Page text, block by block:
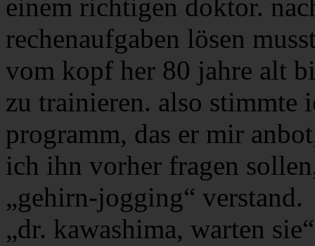
einem richtigen doktor.
rechenaufgaben lösen
vom kopf her 80 jahre alt
zu trainieren. also stimmte
programm, das er mir
ich ihn vorher fragen
„gehirn-jogging“ verstand.
„dr. kawashima, warten